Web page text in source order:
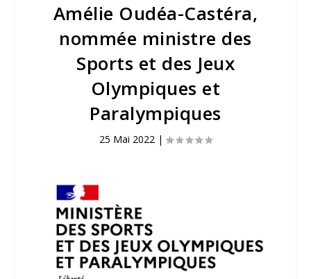
Amélie Oudéa-Castéra,
nommée ministre des
Sports et des Jeux
Olympiques et
Paralympiques
25 Mai 2022 |